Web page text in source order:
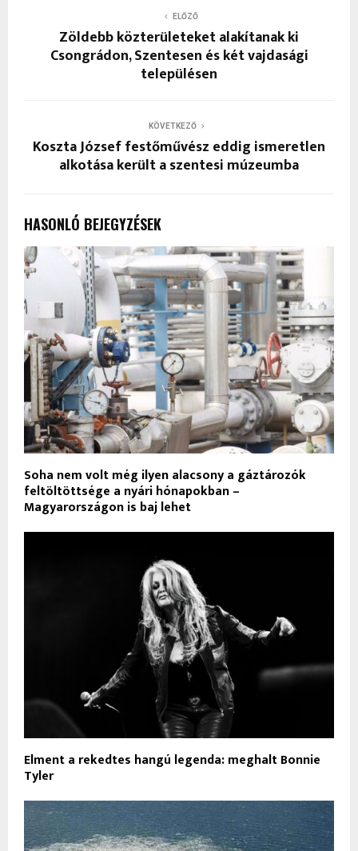
ELŐZŐ
Zöldebb közterületeket alakítanak ki
Csongrádon, Szentesen és két vajdasági
településen
KÖVETKEZŐ
Koszta József festőművész eddig ismeretlen
alkotása került a szentesi múzeumba
HASONLÓ BEJEGYZÉSEK
Soha nem volt még ilyen alacsony a gáztározók
feltöltöttsége a nyári hónapokban –
Magyarországon is baj lehet
Elment a rekedtes hangú legenda: meghalt Bonnie
Tyler